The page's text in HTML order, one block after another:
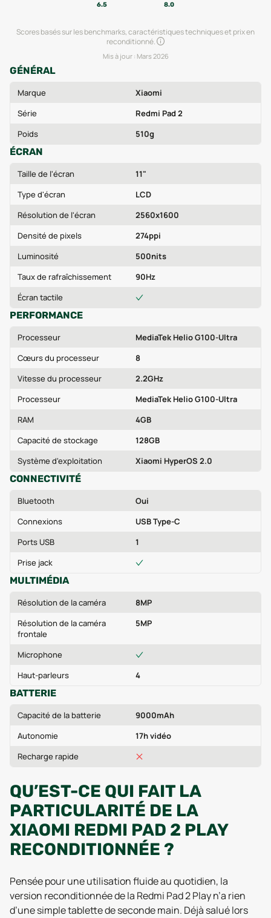
8.0
6.5
Scores basés sur les benchmarks, caractéristiques techniques et prix en
reconditionné.
Mis à jour : Mars 2026
GÉNÉRAL
Marque
Xiaomi
Série
Redmi Pad 2
Poids
510g
ÉCRAN
Taille de l'écran
11"
Type d'écran
LCD
Résolution de l'écran
2560x1600
Densité de pixels
274ppi
Luminosité
500nits
Taux de rafraîchissement
90Hz
Écran tactile
PERFORMANCE
Processeur
MediaTek Helio G100-Ultra
Cœurs du processeur
8
Vitesse du processeur
2.2GHz
Processeur
MediaTek Helio G100-Ultra
RAM
4GB
Capacité de stockage
128GB
Système d'exploitation
Xiaomi HyperOS 2.0
CONNECTIVITÉ
Bluetooth
Oui
Connexions
USB Type-C
Ports USB
1
Prise jack
MULTIMÉDIA
Résolution de la caméra
8MP
Résolution de la caméra
frontale
5MP
Microphone
Haut-parleurs
4
BATTERIE
Capacité de la batterie
9000mAh
Autonomie
17h vidéo
Recharge rapide
QU’EST-CE QUI FAIT LA
PARTICULARITÉ DE LA
XIAOMI REDMI PAD 2 PLAY
RECONDITIONNÉE ?
Pensée pour une utilisation fluide au quotidien, la
version reconditionnée de la Redmi Pad 2 Play n’a rien
d’une simple tablette de seconde main. Déjà salué lors